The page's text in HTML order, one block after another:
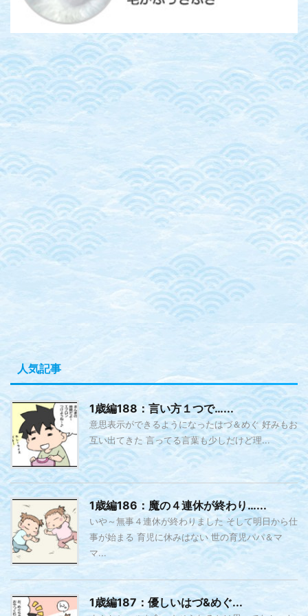
人気記事
1歳編188：言い方１つで…...
意思表示ができるようになったはづ＆めぐ 好みもお
互い出てきた 言ってる言葉も少しだけど理...
1歳編186：魔の４連休が終わり…...
いや～無事４連休が終わりました そして明日から仕
事が始まる 育児に休みはない 世の育児パパ＆マ
マ...
1歳編187：優しいはづ&めぐ...